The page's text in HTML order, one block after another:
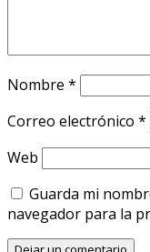
Nombre *
Correo electrónico *
Web
Guarda mi
navegador para la